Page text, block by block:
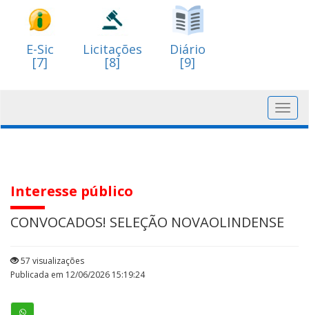
E-Sic
[7]
Licitações
[8]
Diário
[9]
Interesse público
CONVOCADOS! SELEÇÃO NOVAOLINDENSE
57 visualizações
Publicada em 12/06/2026 15:19:24